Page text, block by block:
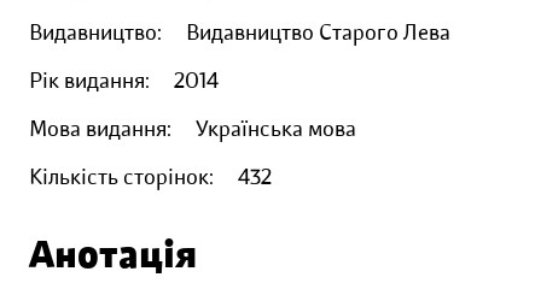
Видавництво:
Видавництво Старого Лева
Рік видання:
2014
Мова видання:
Українська мова
Кількість сторінок:
432
Анотація